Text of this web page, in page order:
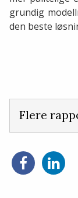
grundig
den beste
Flere
Del
på
Del
på